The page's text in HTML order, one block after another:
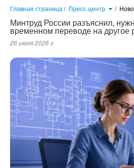
Главная страница / Пресс-центр /
Минтруд России разъяснил,
временном переводе на другое
26 июня 2026 г.